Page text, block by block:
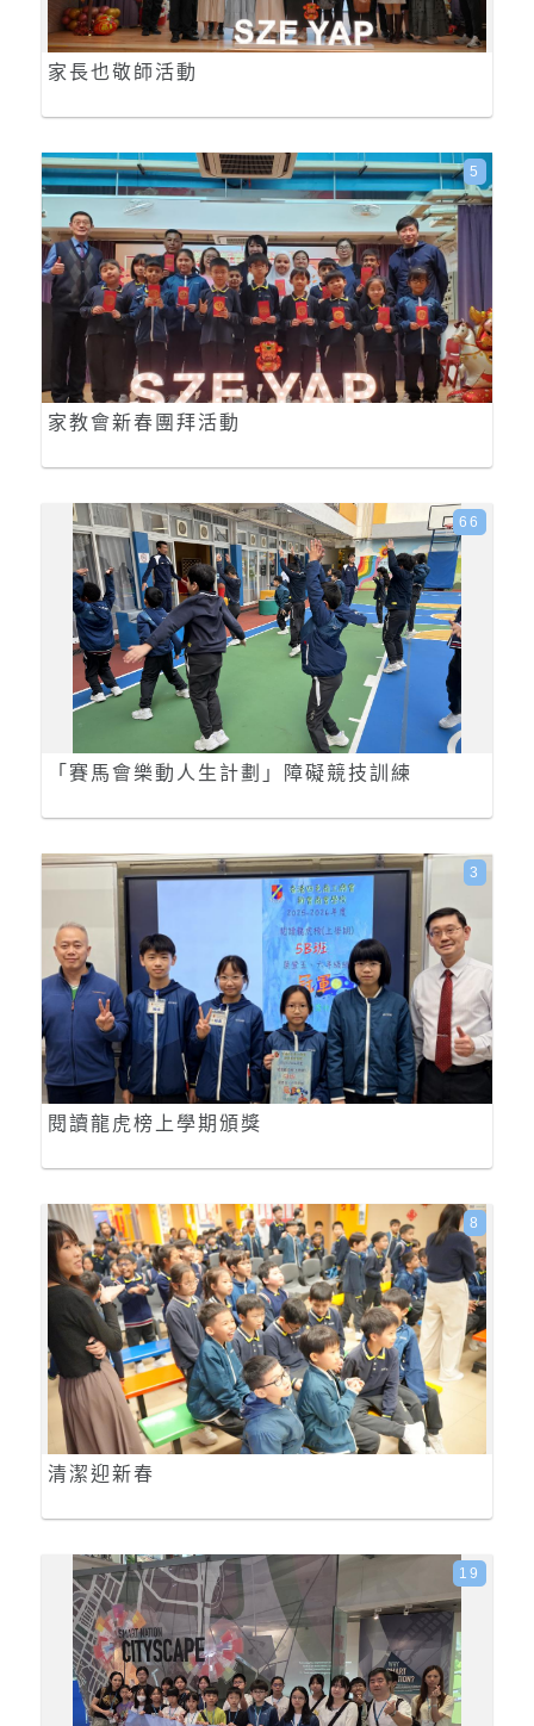
家長也敬師活動
家教會新春團拜活動
5
「賽馬會樂動人生計劃」障礙競技訓練
66
閱讀龍虎榜上學期頒獎
3
清潔迎新春
8
19